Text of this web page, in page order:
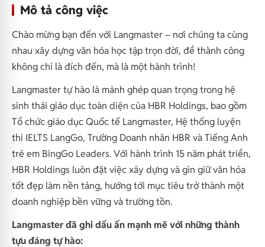
Mô tả công việc
Chào mừng bạn đến với Langmaster – nơi chúng ta cùng
nhau xây dựng văn hóa học tập trọn đời, để thành công
không chỉ là đích đến, mà là một hành trình!
Langmaster tự hào là mảnh ghép quan trọng trong hệ
sinh thái giáo dục toàn diện của HBR Holdings, bao gồm
Tổ chức giáo dục Quốc tế Langmaster, Hệ thống luyện
thi IELTS LangGo, Trường Doanh nhân HBR và Tiếng Anh
trẻ em BingGo Leaders. Với hành trình 15 năm phát triển,
HBR Holdings luôn đặt việc xây dựng và gìn giữ văn hóa
tốt đẹp làm nền tảng, hướng tới mục tiêu trở thành một
doanh nghiệp bền vững và trường tồn.
Langmaster đã ghi dấu ấn mạnh mẽ với những thành
tựu đáng tự hào: